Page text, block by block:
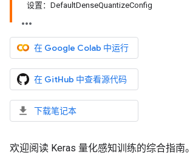
设置：DefaultDenseQuantizeConfig
在 Google Colab 中运行
在 GitHub 中查看源代码
下载笔记本
欢迎阅读 Keras 量化感知训练的综合指南。